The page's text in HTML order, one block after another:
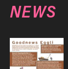
NEWS